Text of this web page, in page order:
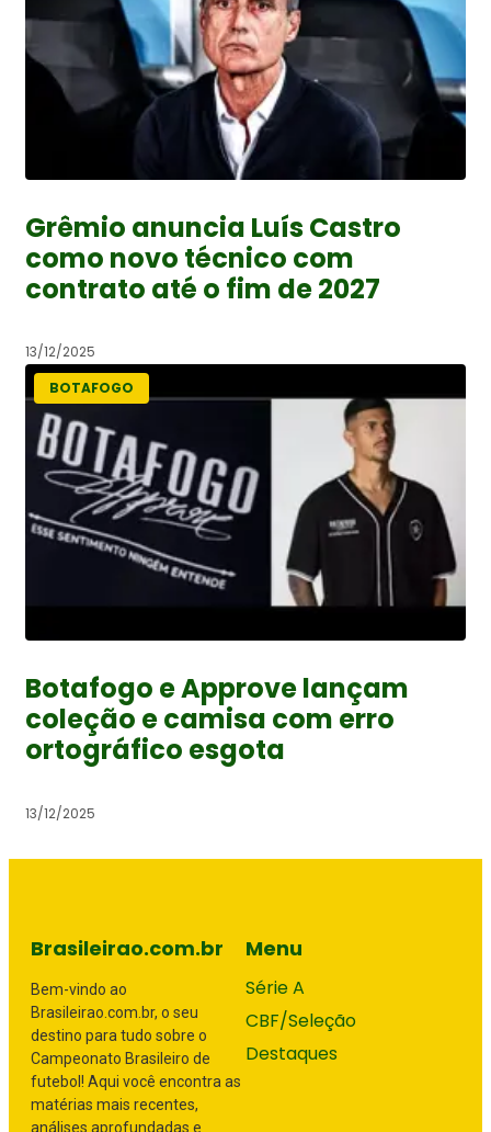
Grêmio anuncia Luís Castro
como novo técnico com
contrato até o fim de 2027
13/12/2025
BOTAFOGO
Botafogo e Approve lançam
coleção e camisa com erro
ortográfico esgota
13/12/2025
Brasileirao.com.br
Bem-vindo ao
Brasileirao.com.br, o seu
destino para tudo sobre o
Campeonato Brasileiro de
futebol! Aqui você encontra as
matérias mais recentes,
análises aprofundadas e
Menu
Série A
CBF/Seleção
Destaques